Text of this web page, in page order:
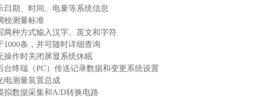
日期、时间、电量等系统信息
校测量标准
两种方式输入汉字、英文和字符
1000条，并可随时详细查询
操作时关闭屏显系统休眠
台终端（PC）传送记录数据和变更系统设置
电测量装置总成
拟数据采集和A/D转换电路